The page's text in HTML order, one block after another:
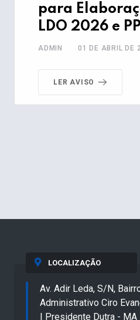
para
LDO 2026 e
ADMIN 01 DE ABRIL DE
LER AVISO
LOCALIZAÇÃO
Av. Adir Leda, S/N,
Administrativo Ciro
| Presidente Dutra - MA